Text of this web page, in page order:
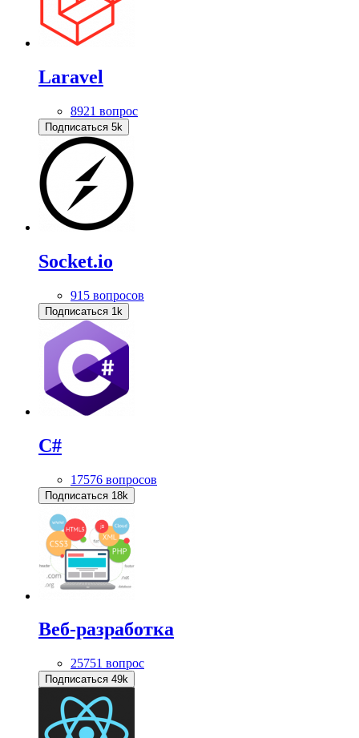
Laravel
8921 вопрос
Подписаться 5k
Socket.io
915 вопросов
Подписаться 1k
C#
17576 вопросов
Подписаться 18k
Веб-разработка
25751 вопрос
Подписаться 49k